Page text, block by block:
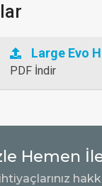
Large Evo
PDF İndir
Hemen